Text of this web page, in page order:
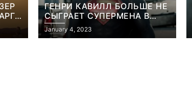
ГЕНРИ КАВИЛЛ БОЛЬШЕ НЕ
СЫГРАЕТ СУПЕРМЕНА В
ФИЛЬМЕ ДЖЕЙМСА ГАННА
January 4, 2023